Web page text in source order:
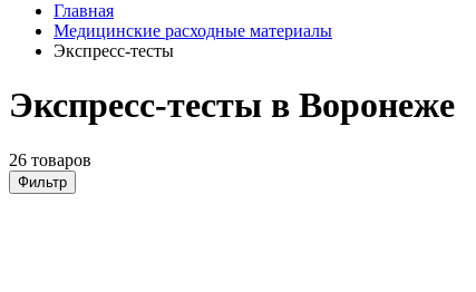
Главная
Медицинские расходные материалы
Экспресс-тесты
Экспресс-тесты в Воронеже
26 товаров
Фильтр